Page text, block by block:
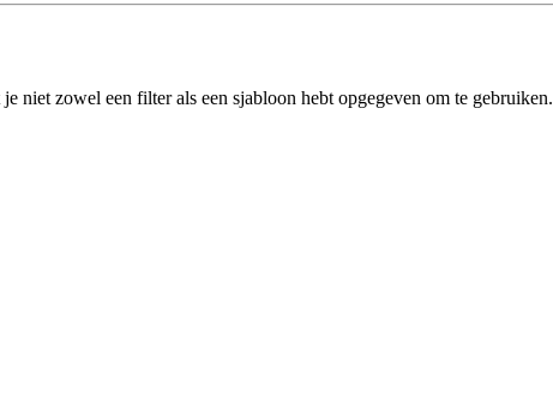
niet zowel een filter als een sjabloon hebt opgegeven om te gebruiken.